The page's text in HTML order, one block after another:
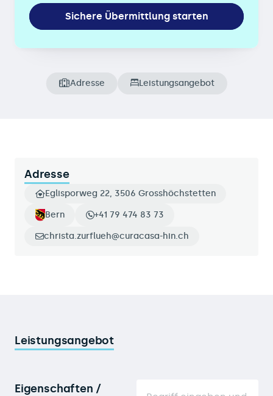
Sichere Übermittlung starten
Adresse Leistungsangebot
Adresse
Eglisporweg 22, 3506 Grosshöchstetten
Bern +41 79 474 83 73
christa.zurflueh@curacasa-hin.ch
Leistungsangebot
Eigenschaften /